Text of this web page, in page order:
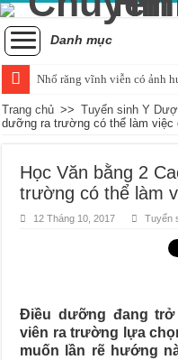
Danh mục
Nhổ răng vĩnh viễn có ảnh
Tình trạng răng bị đau khi
Cách nhận biết và khắc
Nguyên nhân và cách điều
Quá trình mọc răng khôn
Chụp x-quang răng khôn:
Chảy máu chân răng và
Có nên áp dụng phương
Trang chủ >> Tuyển sinh Y
dưỡng ra trường có thể làm việc
Học Văn bằng 2
trường có thể làm
12 Tháng 10, 2017 Tuyển
Điều dưỡng đang
viên ra trường lựa
muốn lần rẽ hướng